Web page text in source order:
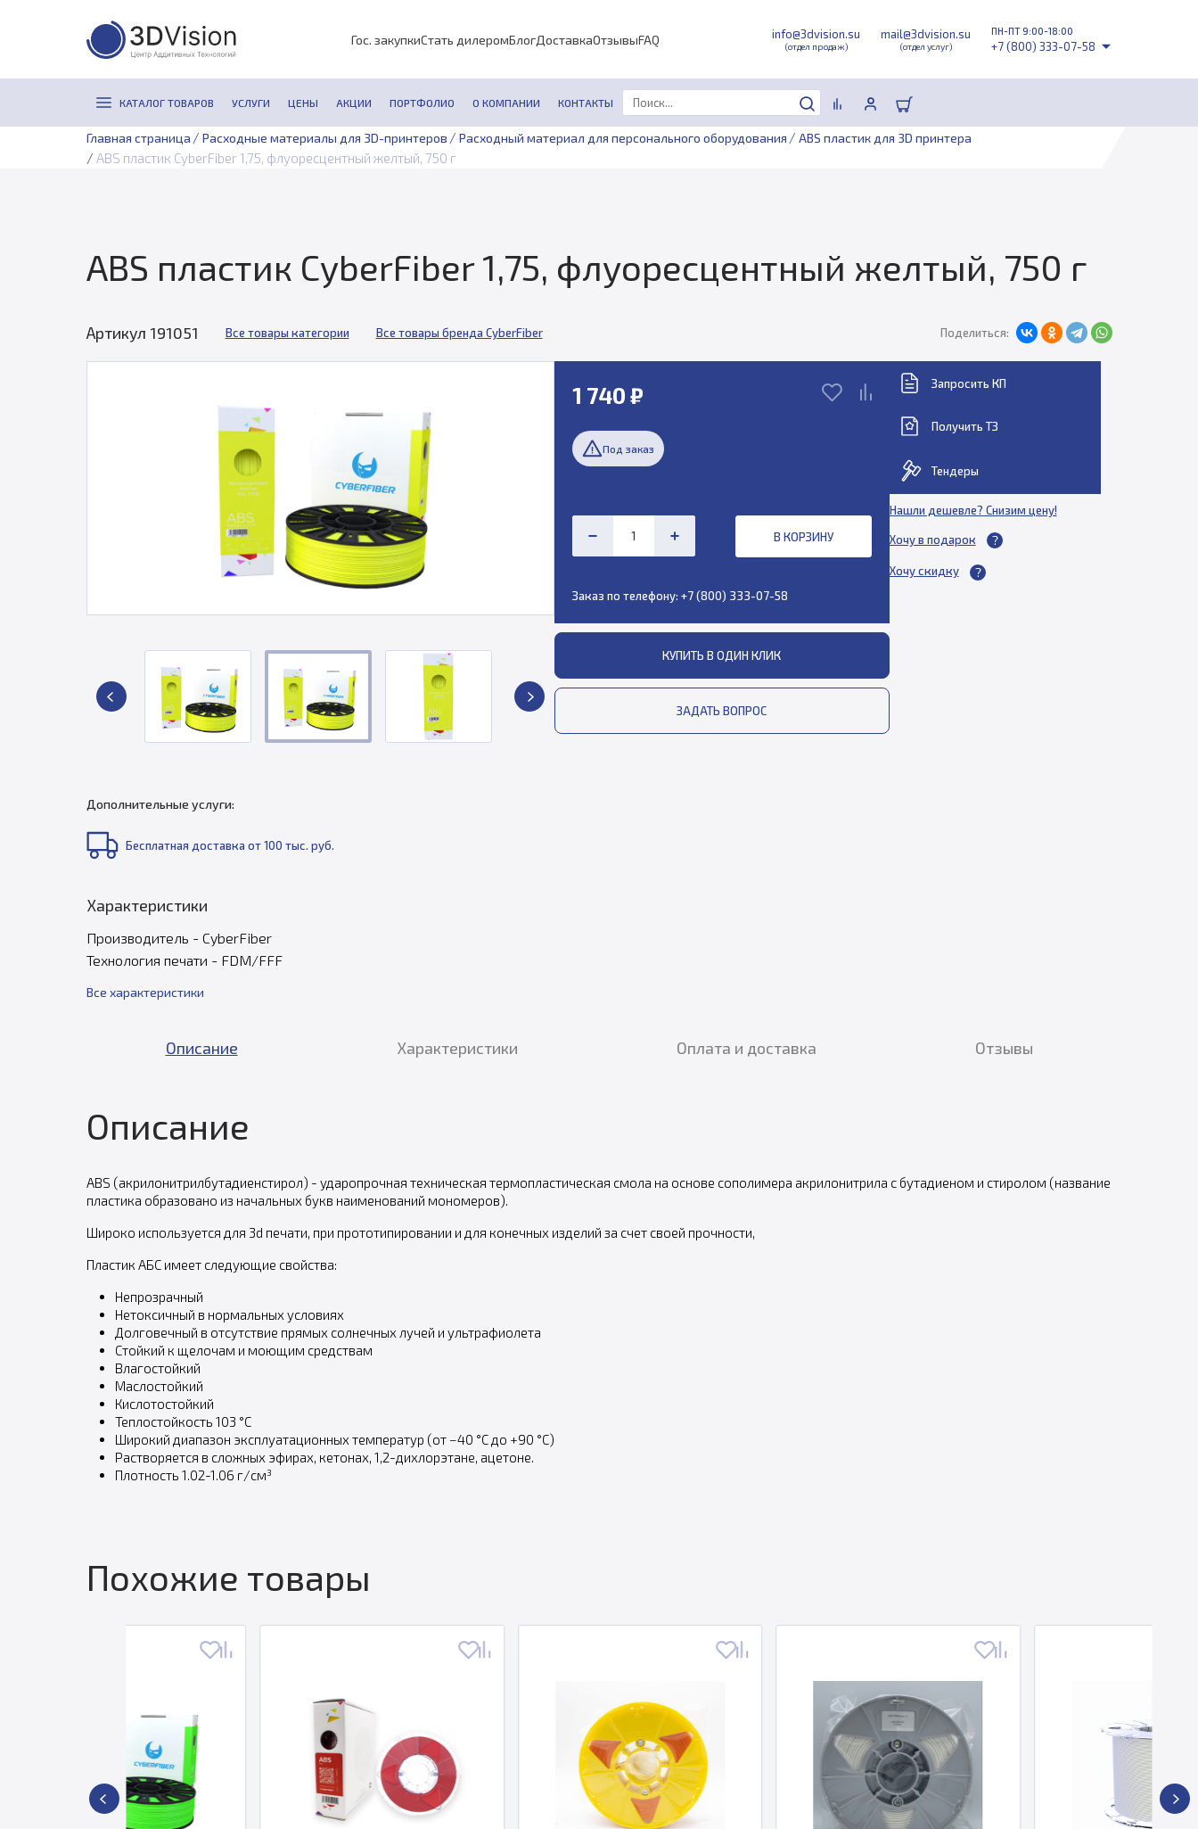
Гос. закупкиСтать дилеромБлогДоставкаОтзывыFAQ info@3dvision.su
(отдел продаж)
mail@3dvision.su
(отдел услуг)
ПН-ПТ 9:00-18:00
+7 (800) 333-07-58
КАТАЛОГ ТОВАРОВ УСЛУГИ ЦЕНЫ АКЦИИ ПОРТФОЛИО О КОМПАНИИ КОНТАКТЫ
Главная страница / Расходные материалы для 3D-принтеров / Расходный материал для персонального оборудования / ABS пластик для 3D принтера
/ ABS пластик CyberFiber 1,75, флуоресцентный желтый, 750 г
ABS пластик CyberFiber 1,75, флуоресцентный желтый, 750 г
Артикул 191051 Все товары категории Все товары бренда CyberFiber Поделиться:
1 740 ₽
Под заказ
В КОРЗИНУ
Заказ по телефону: +7 (800) 333-07-58
КУПИТЬ В ОДИН КЛИК
ЗАДАТЬ ВОПРОС
Запросить КП
Получить ТЗ
Тендеры
Нашли дешевле? Снизим цену!
Хочу в подарок
Хочу скидку
Дополнительные услуги:
Бесплатная доставка от 100 тыс. руб.
Характеристики
Производитель - CyberFiber
Технология печати - FDM/FFF
Все характеристики
Описание Характеристики Оплата и доставка Отзывы
Описание
ABS (акрилонитрилбутадиенстирол) - ударопрочная техническая термопластическая смола на основе сополимера акрилонитрила с бутадиеном и стиролом (название
пластика образовано из начальных букв наименований мономеров).
Широко используется для 3d печати, при прототипировании и для конечных изделий за счет своей прочности,
Пластик АБС имеет следующие свойства:
Непрозрачный
Нетоксичный в нормальных условиях
Долговечный в отсутствие прямых солнечных лучей и ультрафиолета
Стойкий к щелочам и моющим средствам
Влагостойкий
Маслостойкий
Кислотостойкий
Теплостойкость 103 °C
Широкий диапазон эксплуатационных температур (от −40 °C до +90 °C)
Растворяется в сложных эфирах, кетонах, 1,2-дихлорэтане, ацетоне.
Плотность 1.02-1.06 г/см³
Похожие товары